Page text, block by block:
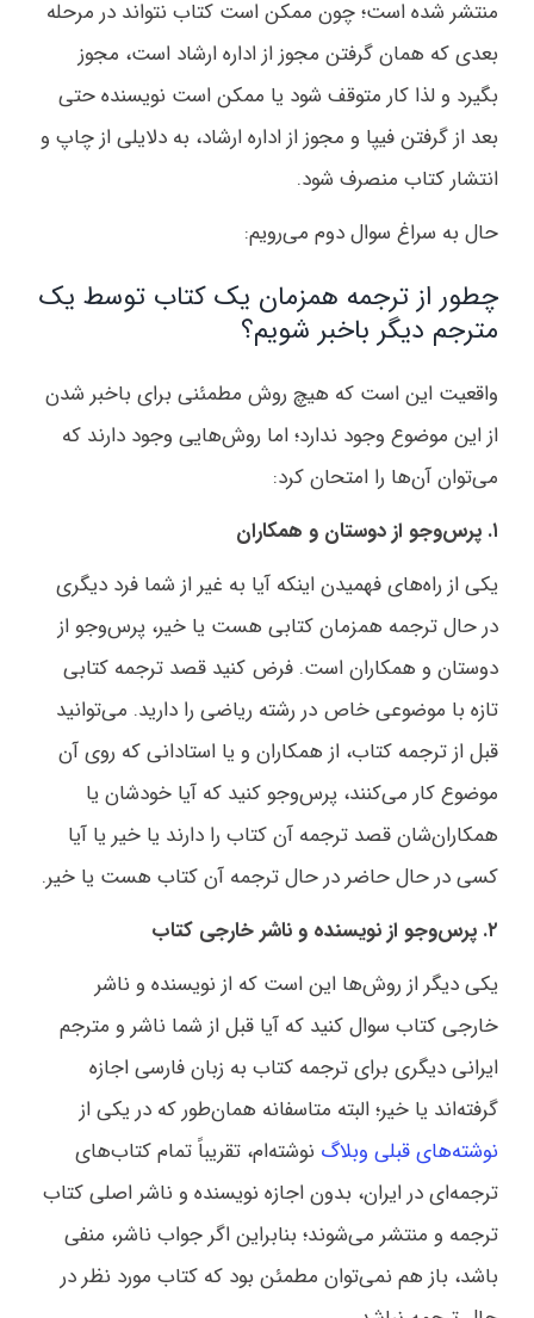
منتشر شده است؛ چون ممکن است کتاب نتواند در مرحله
بعدی که همان گرفتن مجوز از اداره ارشاد است، مجوز
بگیرد و لذا کار متوقف شود یا ممکن است نویسنده حتی
بعد از گرفتن فیپا و مجوز از اداره ارشاد، به دلایلی از چاپ و
انتشار کتاب منصرف شود.
حال به سراغ سوال دوم می‌رویم:
چطور از ترجمه همزمان یک کتاب توسط یک
مترجم دیگر باخبر شویم؟
واقعیت این است که هیچ روش مطمئنی برای باخبر شدن
از این موضوع وجود ندارد؛ اما روش‌هایی وجود دارند که
می‌توان آن‌ها را امتحان کرد:
۱. پرس‌وجو از دوستان و همکاران
یکی از راه‌های فهمیدن اینکه آیا به غیر از شما فرد دیگری
در حال ترجمه همزمان کتابی هست یا خیر، پرس‌وجو از
دوستان و همکاران است. فرض کنید قصد ترجمه کتابی
تازه با موضوعی خاص در رشته ریاضی را دارید. می‌توانید
قبل از ترجمه کتاب، از همکاران و یا استادانی که روی آن
موضوع کار می‌کنند، پرس‌وجو کنید که آیا خودشان یا
همکاران‌شان قصد ترجمه آن کتاب را دارند یا خیر یا آیا
کسی در حال حاضر در حال ترجمه آن کتاب هست یا خیر.
۲. پرس‌وجو از نویسنده و ناشر خارجی کتاب
یکی دیگر از روش‌ها این است که از نویسنده و ناشر
خارجی کتاب سوال کنید که آیا قبل از شما ناشر و مترجم
ایرانی دیگری برای ترجمه کتاب به زبان فارسی اجازه
گرفته‌اند یا خیر؛ البته متاسفانه همان‌طور که در یکی از
نوشته‌های قبلی وبلاگ نوشته‌ام، تقریباً تمام کتاب‌های
ترجمه‌ای در ایران، بدون اجازه نویسنده و ناشر اصلی کتاب
ترجمه و منتشر می‌شوند؛ بنابراین اگر جواب ناشر، منفی
باشد، باز هم نمی‌توان مطمئن بود که کتاب مورد نظر در